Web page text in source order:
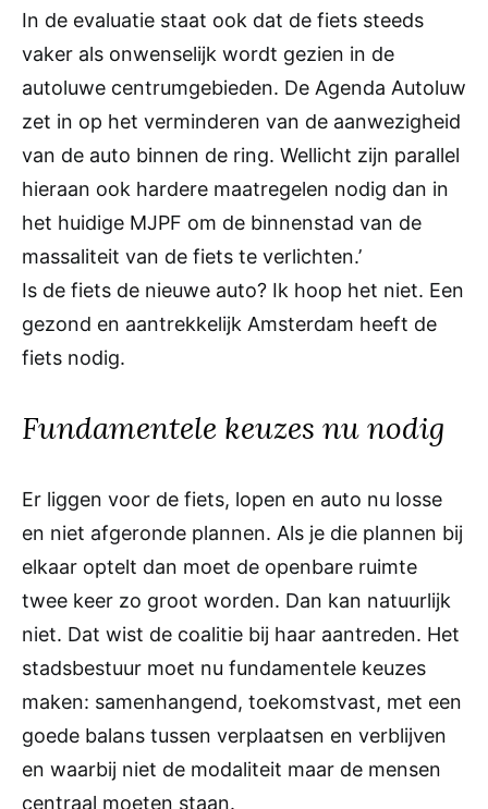
In de evaluatie staat ook dat de fiets steeds
vaker als onwenselijk wordt gezien in de
autoluwe centrumgebieden. De Agenda Autoluw
zet in op het verminderen van de aanwezigheid
van de auto binnen de ring. Wellicht zijn parallel
hieraan ook hardere maatregelen nodig dan in
het huidige MJPF om de binnenstad van de
massaliteit van de fiets te verlichten.’
Is de fiets de nieuwe auto? Ik hoop het niet. Een
gezond en aantrekkelijk Amsterdam heeft de
fiets nodig.
Fundamentele keuzes nu nodig
Er liggen voor de fiets, lopen en auto nu losse
en niet afgeronde plannen. Als je die plannen bij
elkaar optelt dan moet de openbare ruimte
twee keer zo groot worden. Dan kan natuurlijk
niet. Dat wist de coalitie bij haar aantreden. Het
stadsbestuur moet nu fundamentele keuzes
maken: samenhangend, toekomstvast, met een
goede balans tussen verplaatsen en verblijven
en waarbij niet de modaliteit maar de mensen
centraal moeten staan.